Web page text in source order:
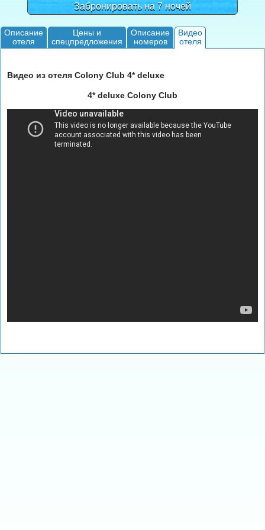
Забронировать на 7 ночей
Описание
отеля
Цены и
спецпредложения
Описание
номеров
Видео
отеля
Видео из отеля Colony Club 4* deluxe
4* deluxe Colony Club